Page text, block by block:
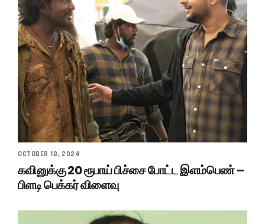
OCTOBER 18, 2024
கவினுக்கு 20 ரூபாய் பிச்சை போட்ட இளம்பெண் –
பிளடி பெக்கர் விளைவு